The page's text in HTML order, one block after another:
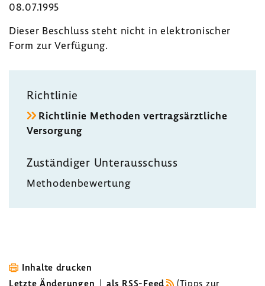
08.07.1995
Dieser Beschluss steht nicht in elek­tro­ni­scher
Form zur Verfü­gung.
Richt­linie
Richt­linie Methoden vertrags­ärzt­liche
Versor­gung
Zustän­diger Unter­aus­schuss
Metho­den­be­wer­tung
Inhalte drucken
Letzte Änderungen | als RSS-Feed (Tipps zur